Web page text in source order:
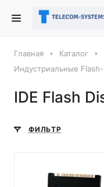
Главная Каталог
Индустриальные
IDE Flash
ФИЛЬТР